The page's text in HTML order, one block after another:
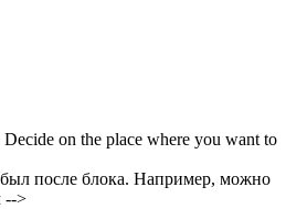
Decide on the place where you want to
после блока. Например, можно
-->